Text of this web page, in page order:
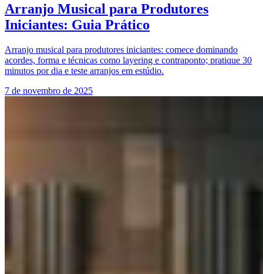
Arranjo Musical para Produtores
Iniciantes: Guia Prático
Arranjo musical para produtores iniciantes: comece dominando
acordes, forma e técnicas como layering e contraponto; pratique 30
minutos por dia e teste arranjos em estúdio.
7 de novembro de 2025